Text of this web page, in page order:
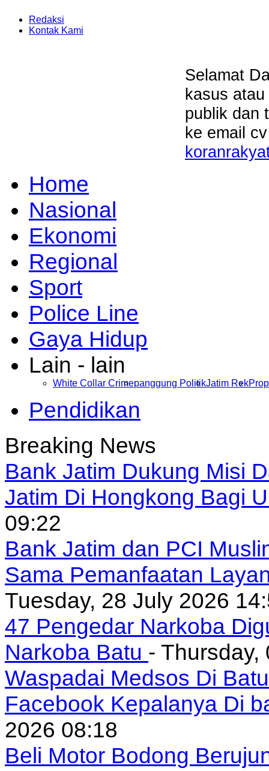
Redaksi
Kontak Kami
Selamat
kasus
publik dan
ke email
Home
Nasional
Ekonomi
Regional
Sport
Police Line
Gaya Hidup
Lain - lain
White Collar Crimepanggung PolitikJatim Rek
Pendidikan
Breaking News
Bank Jatim Dukung Misi
Jatim Di Hongkong Bagi
09:22
Bank Jatim dan PCI
Sama Pemanfaatan
Tuesday, 28 July 2026
47 Pengedar Narkoba
Narkoba Batu - Thursday,
Waspadai Medsos Di
Facebook Kepalanya Di
2026 08:18
Beli Motor Bodong